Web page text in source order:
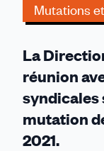
Mutations
La
réunion
syndicales
mutation
2021.